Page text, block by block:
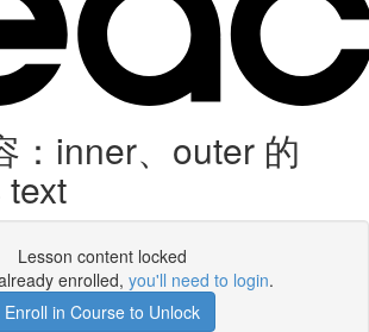
inner、outer 的
Lesson content locked
enrolled, you'll need to login.
Enroll in Course to Unlock